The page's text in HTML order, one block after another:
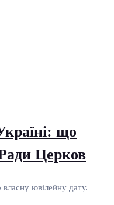
що
Церков
власну ювілейну дату.